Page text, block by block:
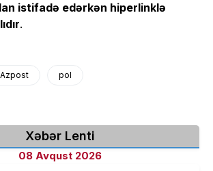
istifadə edərkən hiperlinklə
.
Azpost pol
Xəbər Lenti
08 Avqust 2026